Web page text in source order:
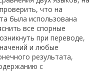
что на
была использована
все спорные
при переводе,
и любые
результата,
с